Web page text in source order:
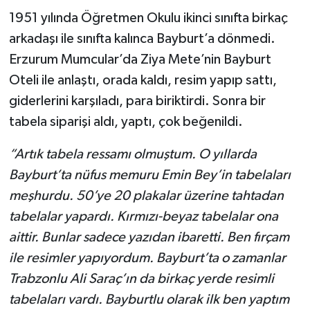
1951 yılında Öğretmen Okulu ikinci sınıfta birkaç
arkadaşı ile sınıfta kalınca Bayburt’a dönmedi.
Erzurum Mumcular’da Ziya Mete’nin Bayburt
Oteli ile anlaştı, orada kaldı, resim yapıp sattı,
giderlerini karşıladı, para biriktirdi. Sonra bir
tabela siparişi aldı, yaptı, çok beğenildi.
“Artık tabela ressamı olmuştum. O yıllarda
Bayburt’ta nüfus memuru Emin Bey’in tabelaları
meşhurdu. 50’ye 20 plakalar üzerine tahtadan
tabelalar yapardı. Kırmızı-beyaz tabelalar ona
aittir. Bunlar sadece yazıdan ibaretti. Ben fırçam
ile resimler yapıyordum. Bayburt’ta o zamanlar
Trabzonlu Ali Saraç’ın da birkaç yerde resimli
tabelaları vardı. Bayburtlu olarak ilk ben yaptım